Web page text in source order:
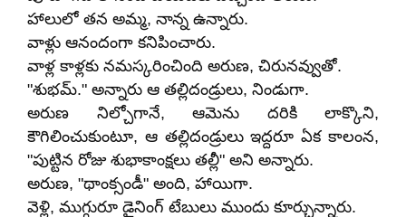
హాలులో తన అమ్మ, నాన్న ఉన్నారు.
వాళ్లు ఆనందంగా కనిపించారు.
వాళ్ల కాళ్లకు నమస్కరించింది అరుణ, చిరునవ్వుతో.
"శుభమ్." అన్నారు ఆ తల్లిదండ్రులు, నిండుగా.
అరుణ నిల్చోగానే, ఆమెను దరికి లాక్కొని,
కౌగిలించుకుంటూ, ఆ తల్లిదండ్రులు ఇద్దరూ ఏక కాలంన,
"పుట్టిన రోజు శుభాకాంక్షలు తల్లీ" అని అన్నారు.
అరుణ, "థాంక్సండీ" అంది, హాయిగా.
వెళ్లి, ముగ్గురూ డైనింగ్ టేబులు ముందు కూర్చున్నారు.